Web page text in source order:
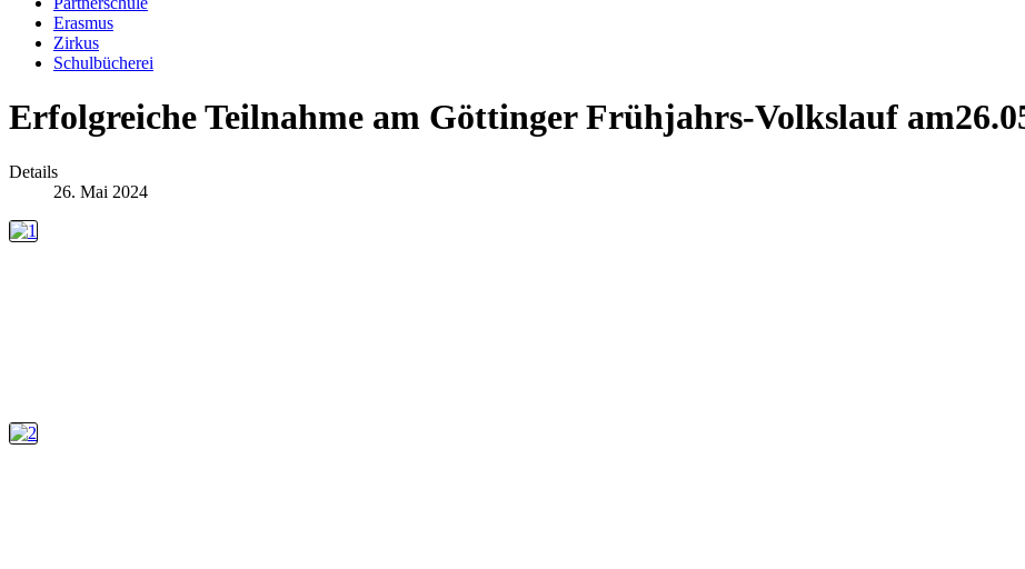
Erasmus
Zirkus
Schulbücherei
Erfolgreiche Teilnahme am Göttinger Frühjahrs-Volkslauf
Details
26. Mai 2024